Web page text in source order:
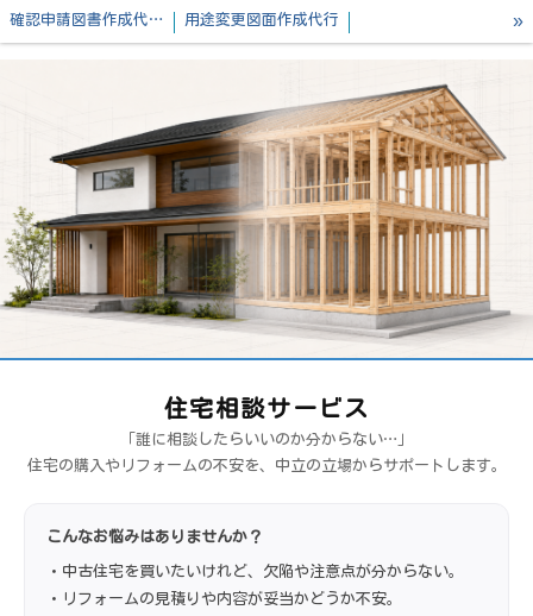
確認申請図書作成代行｜PDF・Jw・各種データ納品対応 用途変更図面作成代行
お問合せフォーム プロフィール
業務提携建築士募集 業務内容
特定商取引法表記
»
住宅相談サービス
「誰に相談したらいいのか分からない…」
住宅の購入やリフォームの不安を、中立の立場からサポートします。
こんなお悩みはありませんか？
・中古住宅を買いたいけれど、欠陥や注意点が分からない。
・リフォームの見積りや内容が妥当かどうか不安。